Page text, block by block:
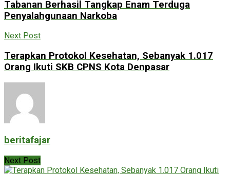
Tabanan Berhasil Tangkap Enam Terduga
Penyalahgunaan Narkoba
Next Post
Terapkan Protokol Kesehatan, Sebanyak 1.017
Orang Ikuti SKB CPNS Kota Denpasar
beritafajar
Next Post